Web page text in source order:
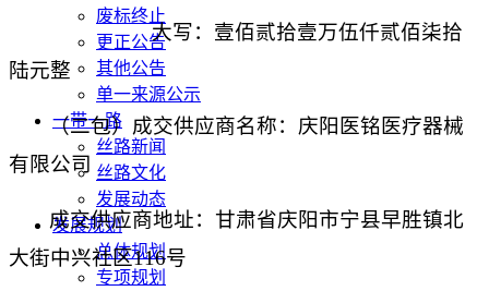
废标终止
更正公告
其他公告
单一来源公示
一带一路
丝路新闻
丝路文化
发展动态
发展规划
总体规划
专项规划
大写：壹佰贰拾壹万伍仟贰佰柒拾
陆元整
（二包） 成交供应商名称： 庆阳医铭医疗器械
有限公司
成交供应商地址：甘肃省庆阳市宁县早胜镇北
大街中兴社区116号